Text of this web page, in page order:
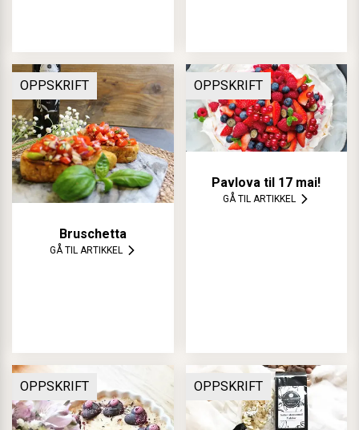
OPPSKRIFT
Bruschetta
GÅ TIL ARTIKKEL
OPPSKRIFT
Pavlova til 17 mai!
GÅ TIL ARTIKKEL
OPPSKRIFT OPPSKRIFT